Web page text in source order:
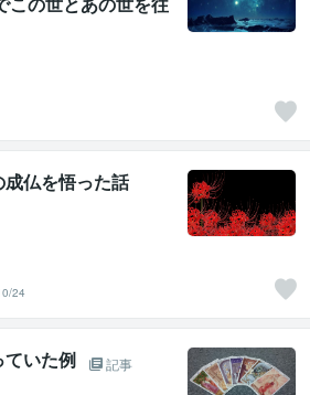
世界へ☆
成仏を悟った話
24
いた例
記事